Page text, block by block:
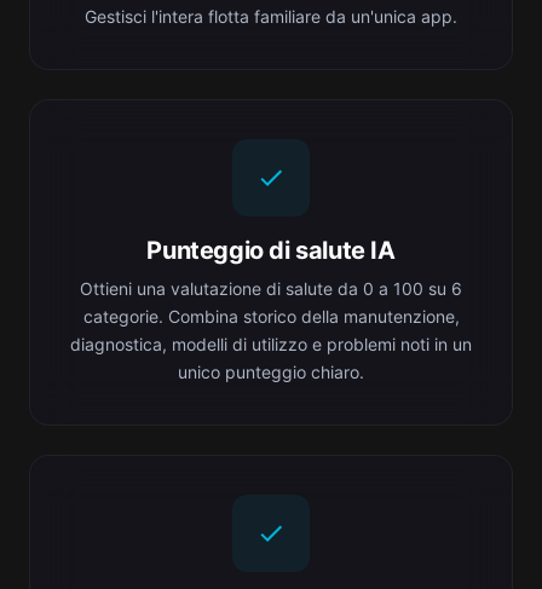
Gestisci l'intera flotta familiare da un'unica app.
Punteggio di salute IA
Ottieni una valutazione di salute da 0 a 100 su 6
categorie. Combina storico della manutenzione,
diagnostica, modelli di utilizzo e problemi noti in un
unico punteggio chiaro.